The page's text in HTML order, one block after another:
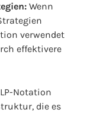
Wenn
verwendet
effektivere
Notation
die es